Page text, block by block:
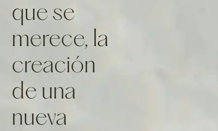
que se
merece, la
creación
de una
nueva